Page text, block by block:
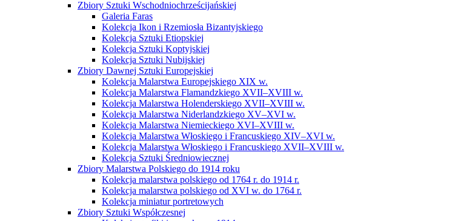
Zbiory Sztuki Wschodniochrześcijańskiej
Galeria Faras
Kolekcja Ikon i Rzemiosła Bizantyjskiego
Kolekcja Sztuki Etiopskiej
Kolekcja Sztuki Koptyjskiej
Kolekcja Sztuki Nubijskiej
Zbiory Dawnej Sztuki Europejskiej
Kolekcja Malarstwa Europejskiego XIX w.
Kolekcja Malarstwa Flamandzkiego XVII–XVIII w.
Kolekcja Malarstwa Holenderskiego XVII–XVIII w.
Kolekcja Malarstwa Niderlandzkiego XV–XVI w.
Kolekcja Malarstwa Niemieckiego XVI–XVIII w.
Kolekcja Malarstwa Włoskiego i Francuskiego XIV–XVI w.
Kolekcja Malarstwa Włoskiego i Francuskiego XVII–XVIII w.
Kolekcja Sztuki Średniowiecznej
Zbiory Malarstwa Polskiego do 1914 roku
Kolekcja malarstwa polskiego od 1764 r. do 1914 r.
Kolekcja malarstwa polskiego od XVI w. do 1764 r.
Kolekcja miniatur portretowych
Zbiory Sztuki Współczesnej